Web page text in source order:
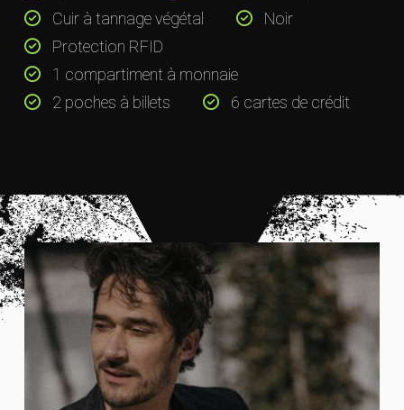
Cuir à tannage végétal
Noir
Protection RFID
1 compartiment à monnaie
2 poches à billets
6 cartes de crédit